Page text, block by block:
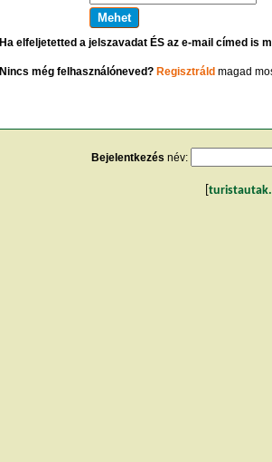
Ha elfeljetetted a jelszavadat ÉS az e-mail címed is
Nincs még felhasználóneved? Regisztráld magad
Bejelentkezés név: